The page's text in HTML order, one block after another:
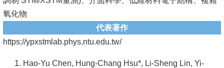
絡
資
氧化物
代表著作
https://ypxstmlab.phys.ntu.edu.tw/
Hao-Yu Chen, Hung-Chang Hsu*, Li-Sheng Lin, Yi-